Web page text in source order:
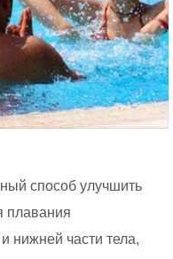
способ улучшить
плавания
нижней части тела,